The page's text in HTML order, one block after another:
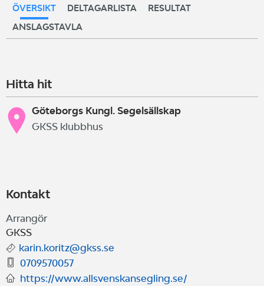
ÖVERSIKT DELTAGARLISTA
RESULTAT
ANSLAGSTAVLA
Hitta hit
Göteborgs Kungl. Segelsällskap
GKSS klubbhus
Kontakt
Arrangör
GKSS
karin.koritz@gkss.se
0709570057
https://www.allsvenskansegling.se/